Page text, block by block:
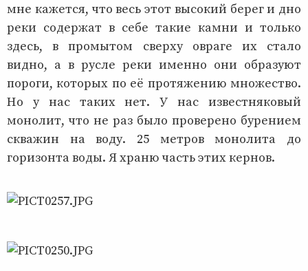
мне кажется, что весь этот высокий берег и дно
реки содержат в себе такие камни и только
здесь, в промытом сверху овраге их стало
видно, а в русле реки именно они образуют
пороги, которых по её протяжению множество.
Но у нас таких нет. У нас известняковый
монолит, что не раз было проверено бурением
скважин на воду. 25 метров монолита до
горизонта воды. Я храню часть этих кернов.